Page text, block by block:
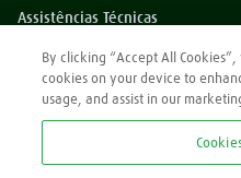
Assistências Técnicas
Dúvidas?
Perguntas Frequentes
*Preços exibidos sem impostos
By clicking “Accept All
cookies on your device to
usage, and assist in our